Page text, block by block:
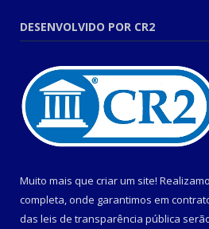
DESENVOLVIDO POR CR2
Muito mais que criar um site!
completa, onde garantimos em
das leis de transparência pública